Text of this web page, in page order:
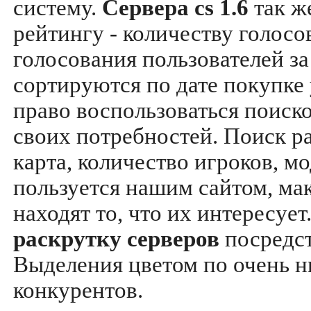
систему. Сервера cs 1.6 так
рейтингу - количеству
голосования пользователей
сортируются по дате
право воспользоваться
своих потребностей. Поиск
карта, количество игроков,
пользуется нашим сайтом,
находят то, что их
раскрутку серверов
Выделения цветом по очень
конкурентов.